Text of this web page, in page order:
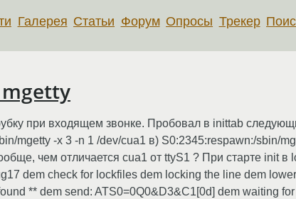
Галерея Статьи Форум Опросы Трекер
при входящем звонке. Пробовал в inittab
mgetty -x 3 -n 1 /dev/cua1 в) S0:2345:respawn:/sbin/
чем отличается cua1 от ttyS1 ? При старте init
dem check for lockfiles dem locking the line dem
** dem send: ATS0=0Q0&D3&C1[0d] dem waiting